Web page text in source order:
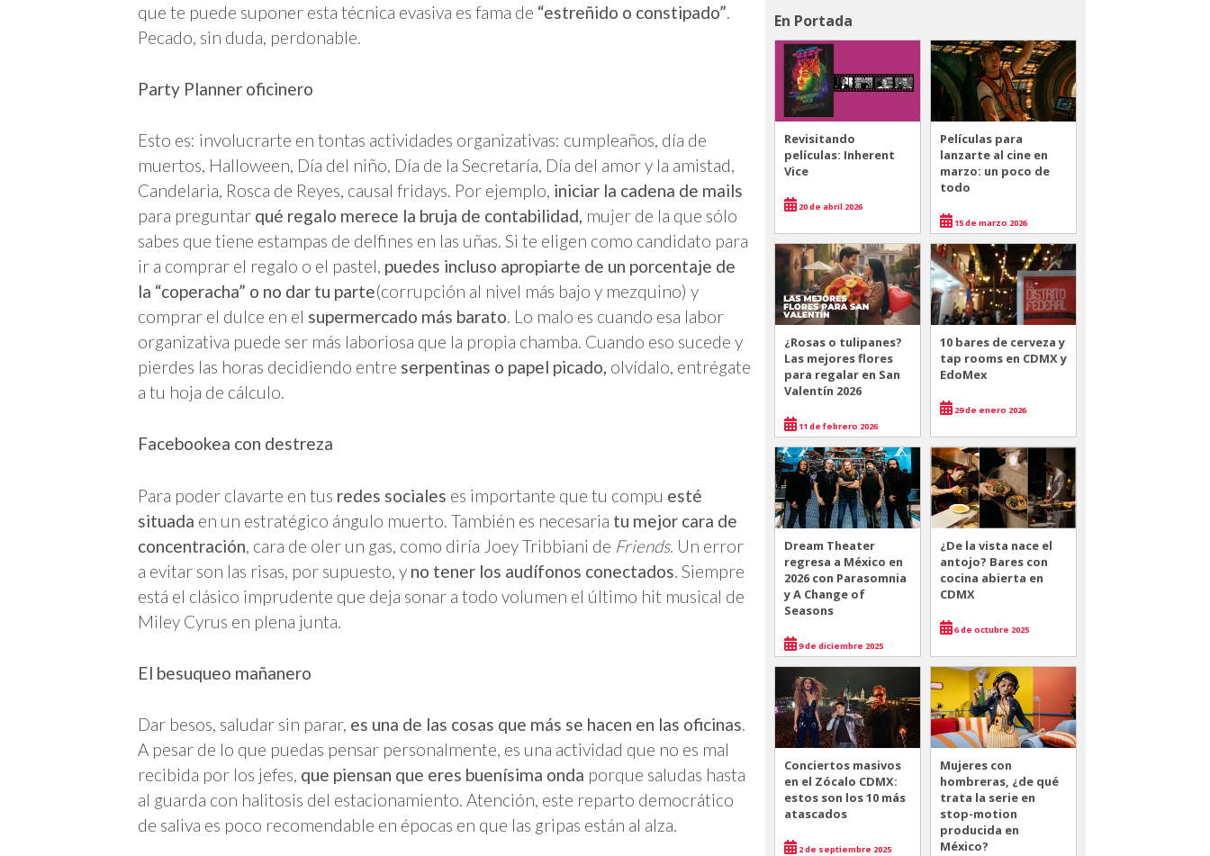
que te puede suponer esta técnica evasiva es fama de “estreñido o constipado”.
Pecado, sin duda, perdonable.
Party Planner oficinero
Esto es: involucrarte en tontas actividades organizativas: cumpleaños, día de
muertos, Halloween, Día del niño, Día de la Secretaría, Día del amor y la amistad,
Candelaria, Rosca de Reyes, causal fridays. Por ejemplo, iniciar la cadena de mails
para preguntar qué regalo merece la bruja de contabilidad, mujer de la que sólo
sabes que tiene estampas de delfines en las uñas. Si te eligen como candidato para
ir a comprar el regalo o el pastel, puedes incluso apropiarte de un porcentaje de
la “coperacha” o no dar tu parte(corrupción al nivel más bajo y mezquino) y
comprar el dulce en el supermercado más barato. Lo malo es cuando esa labor
organizativa puede ser más laboriosa que la propia chamba. Cuando eso sucede y
pierdes las horas decidiendo entre serpentinas o papel picado, olvídalo, entrégate
a tu hoja de cálculo.
Facebookea con destreza
Para poder clavarte en tus redes sociales es importante que tu compu esté
situada en un estratégico ángulo muerto. También es necesaria tu mejor cara de
concentración , cara de oler un gas, como diría Joey Tribbiani de Friends. Un error
a evitar son las risas, por supuesto, y no tener los audífonos conectados . Siempre
está el clásico imprudente que deja sonar a todo volumen el último hit musical de
Miley Cyrus en plena junta.
El besuqueo mañanero
Dar besos, saludar sin parar, es una de las cosas que más se hacen en las oficinas.
A pesar de lo que puedas pensar personalmente, es una actividad que no es mal
recibida por los jefes, que piensan que eres buenísima onda porque saludas hasta
al guarda con halitosis del estacionamiento. Atención, este reparto democrático
de saliva es poco recomendable en épocas en que las gripas están al alza.
En Portada
Revisitando
películas: Inherent
Vice
20 de abril 2026
Películas para
lanzarte al cine en
marzo: un poco de
todo
15 de marzo 2026
¿Rosas o tulipanes?
Las mejores flores
para regalar en San
Valentín 2026
11 de febrero 2026
10 bares de cerveza y
tap rooms en CDMX y
EdoMex
29 de enero 2026
Dream Theater
regresa a México en
2026 con Parasomnia
y A Change of
Seasons
9 de diciembre 2025
¿De la vista nace el
antojo? Bares con
cocina abierta en
CDMX
6 de octubre 2025
Conciertos masivos
en el Zócalo CDMX:
estos son los 10 más
atascados
2 de septiembre 2025
Mujeres con
hombreras, ¿de qué
trata la serie en
stop-motion
producida en
México?